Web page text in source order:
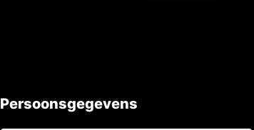
Persoonsgegevens